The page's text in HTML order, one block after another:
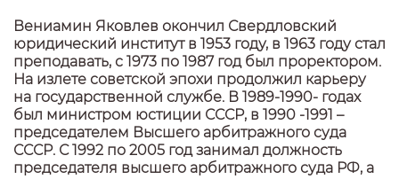
Вениамин Яковлев окончил Свердловский
юридический институт в 1953 году, в 1963 году стал
преподавать, с 1973 по 1987 год был проректором.
На излете советской эпохи продолжил карьеру
на государственной службе. В 1989-1990- годах
был министром юстиции СССР, в 1990 -1991 –
председателем Высшего арбитражного суда
СССР. С 1992 по 2005 год занимал должность
председателя высшего арбитражного суда РФ, а